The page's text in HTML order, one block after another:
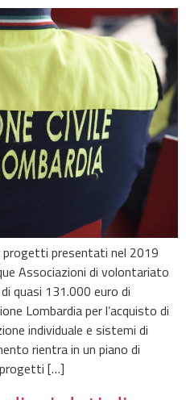
progetti presentati nel 2019
Associazioni di volontariato
quasi 131.000 euro di
Lombardia per l’acquisto di
individuale e sistemi di
rientra in un piano di
[…]